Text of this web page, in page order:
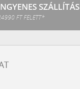
SZÁLLÍTÁS
FT FELETT*